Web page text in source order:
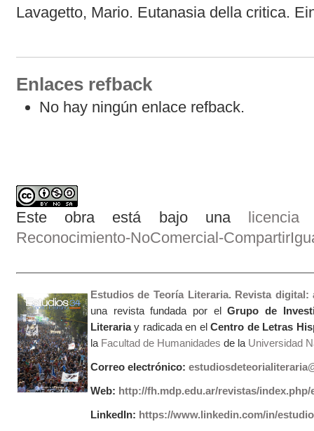
Lavagetto, Mario. Eutanasia della critica.
Enlaces refback
No hay ningún enlace refback.
Este obra está bajo una licencia
Reconocimiento-NoComercial-
Estudios de Teoría Literaria. Revista
una revista fundada por elGrupo de
Literariay radicada en elCentro de Letras
la Facultad de Humanidades de laUniversidad
Correo electrónico:
Web: http://fh.mdp.edu.ar/revistas/index.php/
LinkedIn: https://www.linkedin.com/in/